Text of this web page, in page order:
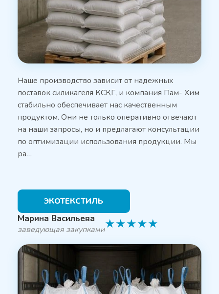
Наше производство зависит от надежных
поставок силикагеля КСКГ, и компания Пам- Хим
стабильно обеспечивает нас качественным
продуктом. Они не только оперативно отвечают
на наши запросы, но и предлагают консультации
по оптимизации использования продукции. Мы
ра…
ЭКОТЕКСТИЛЬ
Марина Васильева
заведующая закупками★★★★★